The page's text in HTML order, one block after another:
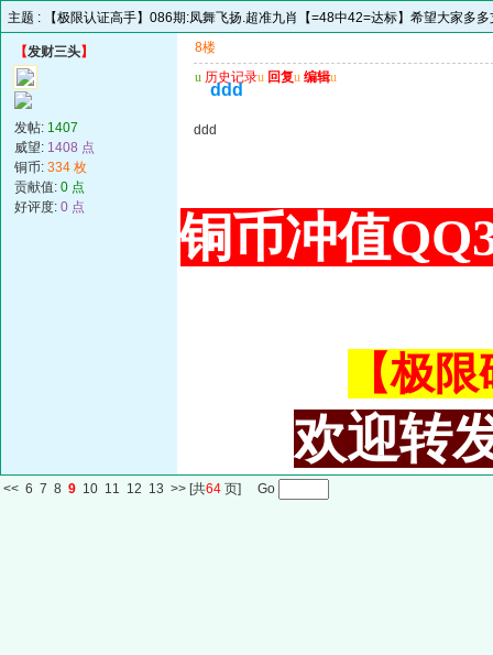
主题 : 【极限认证高手】086期:凤舞飞扬.超准九肖【=48中42=达标】希望大家多多
【发财三头】
发帖: 1407
威望: 1408 点
铜币: 334 枚
贡献值: 0 点
好评度: 0 点
8楼
u 历史记录u 回复u 编辑u
ddd
ddd
铜币冲值
【极
欢迎转
<< 6 7 8 9 10 11 12 13 >> [共64 页] Go